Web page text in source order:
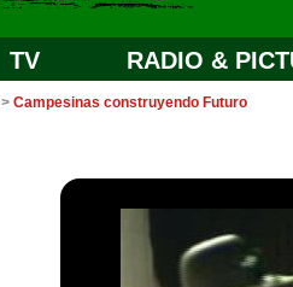
TV RADIO &
> Campesinas construyendo Futuro